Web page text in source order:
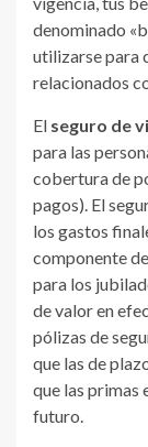
denominado
utilizarse para
relacionados
El seguro de
para las
cobertura de
pagos). El
los gastos
componente
para los
de valor en
pólizas de
que las de
que las primas
futuro.